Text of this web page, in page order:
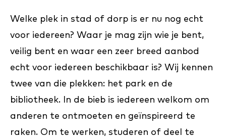
Welke plek in stad of dorp is er nu nog echt
voor iedereen? Waar je mag zijn wie je bent,
veilig bent en waar een zeer breed aanbod
echt voor iedereen beschikbaar is? Wij kennen
twee van die plekken: het park en de
bibliotheek. In de bieb is iedereen welkom om
anderen te ontmoeten en geïnspireerd te
raken. Om te werken, studeren of deel te